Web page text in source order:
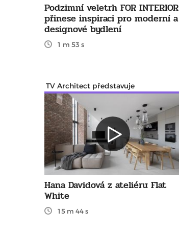
Podzimní veletrh FOR INTERIOR
přinese inspiraci pro moderní a
designové bydlení
1 m 53 s
TV Architect představuje
Hana Davidová z ateliéru Flat
White
15 m 44 s